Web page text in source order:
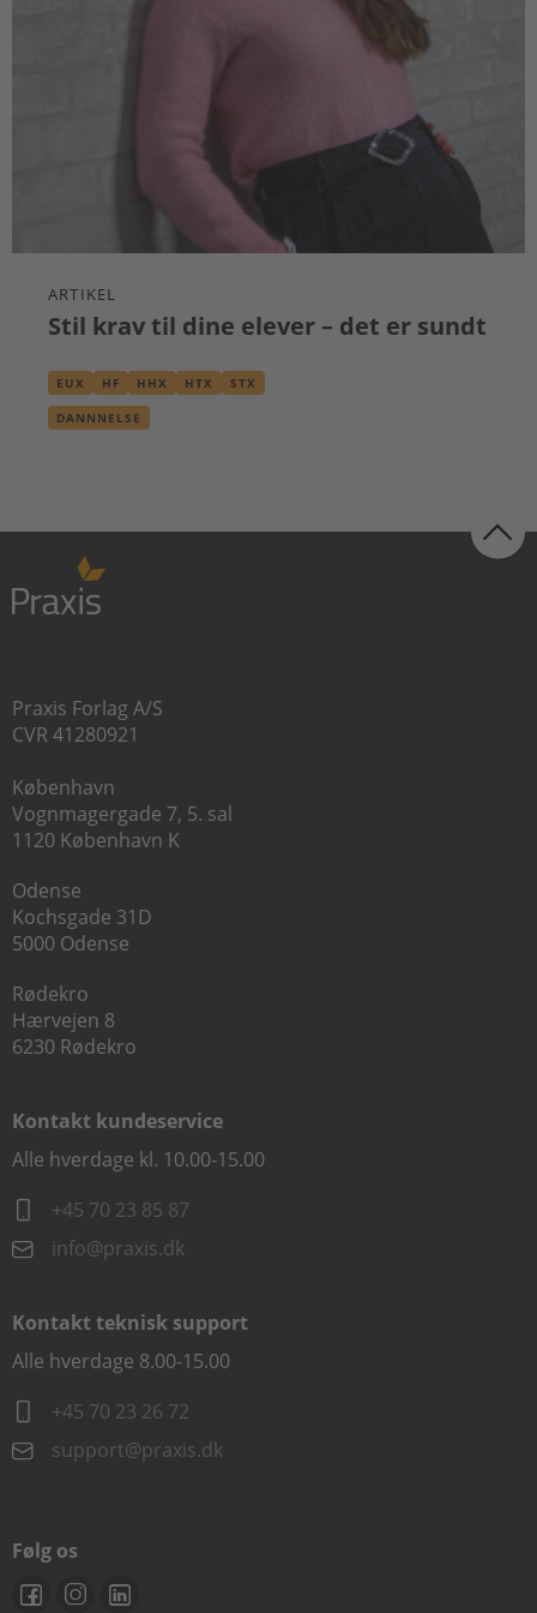
ARTIKEL
Stil krav til dine elever – det er sundt
EUX HF HHX HTX STX
DANNNELSE
Praxis Forlag A/S
CVR 41280921
København
Vognmagergade 7, 5. sal
1120 København K
Odense
Kochsgade 31D
5000 Odense
Rødekro
Hærvejen 8
6230 Rødekro
Kontakt kundeservice
Alle hverdage kl. 10.00-15.00
+45 70 23 85 87
info@praxis.dk
Kontakt teknisk support
Alle hverdage 8.00-15.00
+45 70 23 26 72
support@praxis.dk
Følg os